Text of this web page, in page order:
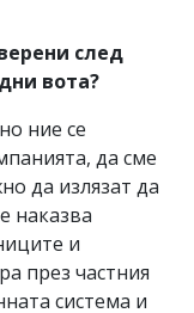
след
вота?
ние се
да сме
да излязат да
наказва
и
през частния
система и